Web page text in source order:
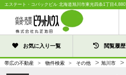
お気に入り一覧 閲覧履歴
帯広の不動産 > 物件検索 > その他 > 旭川市 >